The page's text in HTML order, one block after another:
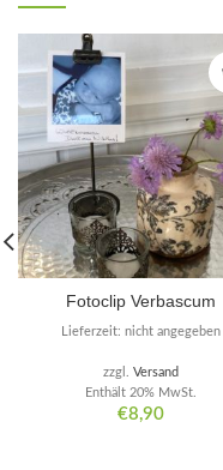
Fotoclip Verbascum
€8,90
Enthält 20% MwSt.
zzgl. Versand
Lieferzeit: nicht angegeben